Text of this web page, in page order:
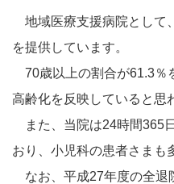
地域医療支援病院として
を提供しています。
70歳以上の割合が61.3％
高齢化を反映していると思
また、当院は24時間365
おり、小児科の患者さまも
なお、平成27年度の全退